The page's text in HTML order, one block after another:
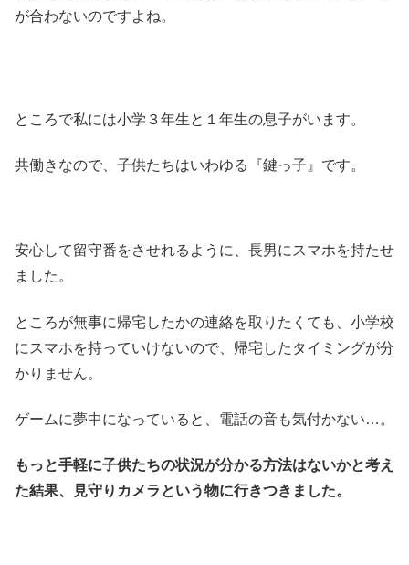
が合わないのですよね。
ところで私には小学３年生と１年生の息子がいます。
共働きなので、子供たちはいわゆる『鍵っ子』です。
安心して留守番をさせれるように、長男にスマホを持たせ
ました。
ところが無事に帰宅したかの連絡を取りたくても、小学校
にスマホを持っていけないので、帰宅したタイミングが分
かりません。
ゲームに夢中になっていると、電話の音も気付かない…。
もっと手軽に子供たちの状況が分かる方法はないかと考え
た結果、見守りカメラという物に行きつきました。